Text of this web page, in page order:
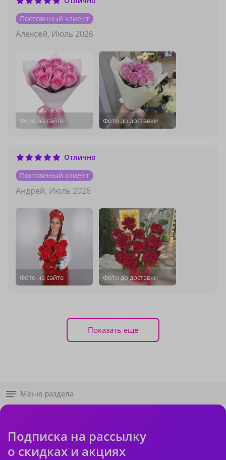
Постоянный клиент
Алексей, Июль 2026
Фото на сайте Фото до доставки
Отлично
Постоянный клиент
Андрей, Июль 2026
Фото на сайте Фото до доставки
Показать ещё
Меню раздела
Подписка на рассылку
о скидках и акциях